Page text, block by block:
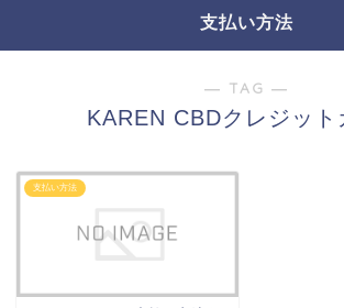
支払い方法
― TAG ―
KAREN CBDクレジット
支払い方法